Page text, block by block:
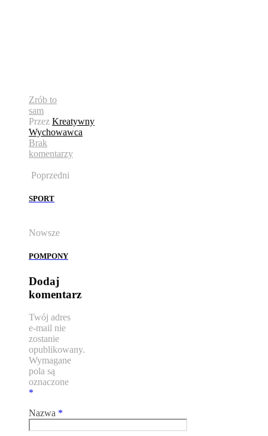
Zrób to
sam
Przez Kreatywny
Wychowawca
Brak
komentarzy
Poprzedni
SPORT
Nowsze
POMPONY
Dodaj
komentarz
Twój adres
e-mail nie
zostanie
opublikowany.
Wymagane
pola są
oznaczone
*
Nazwa *